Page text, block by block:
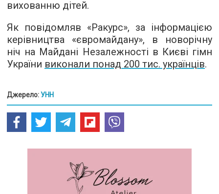
вихованню дітей.
Як повідомляв «Ракурс», за інформацією
керівництва «євромайдану», в новорічну
ніч на Майдані Незалежності в Києві гімн
України виконали понад 200 тис. українців.
Джерело: УНН